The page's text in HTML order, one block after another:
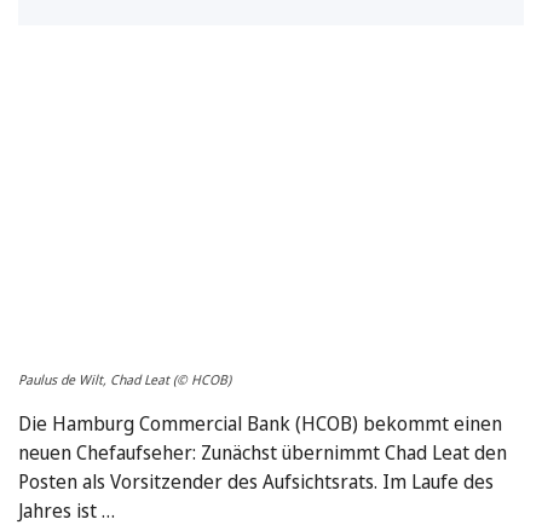
Paulus de Wilt, Chad Leat (© HCOB)
Die Hamburg Commercial Bank (HCOB) bekommt einen
neuen Chefaufseher: Zunächst übernimmt Chad Leat den
Posten als Vorsitzender des Aufsichtsrats. Im Laufe des
Jahres ist …